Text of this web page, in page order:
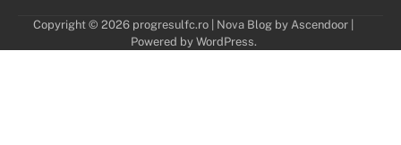
Copyright © 2026 progresulfc.ro | Nova Blog by Ascendoor
Powered by WordPress.